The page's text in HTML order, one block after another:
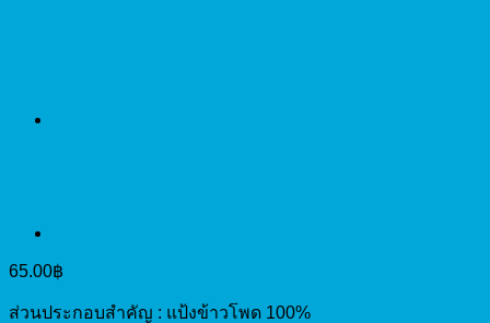
65.00฿
ส่วนประกอบสำคัญ : แป้งข้าวโพด 100%